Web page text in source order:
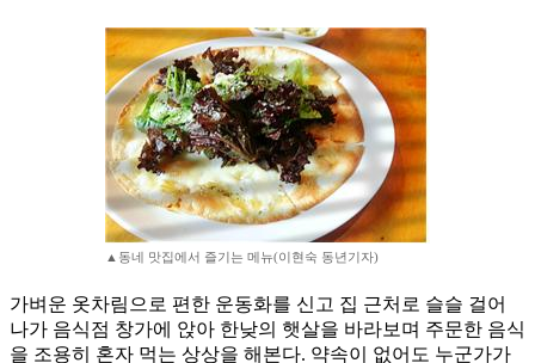
▲동네 맛집에서 즐기는 메뉴(이현숙 동년기자)
가벼운 옷차림으로 편한 운동화를 신고 집 근처로 슬슬 걸어
나가 음식점 창가에 앉아 한낮의 햇살을 바라보며 주문한 음식
을 조용히 혼자 먹는 상상을 해본다. 약속이 없어도 누군가가